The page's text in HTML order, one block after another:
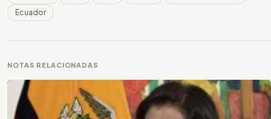
Ecuador
NOTAS RELACIONADAS